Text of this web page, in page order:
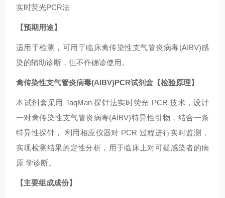
实时荧光PCR法
【预期用途】
适用于检测，可用于临床禽传染性支气管炎病毒(AIBV)感
染的辅助诊断，但不作确诊使用。
禽传染性支气管炎病毒(AIBV)PCR试剂盒【检验原理】
本试剂盒采用 TaqMan 探针法实时荧光 PCR 技术，设计
一对禽传染性支气管炎病毒(AIBV)特异性引物，结合一条
特异性探针，
利用相应仪器对 PCR 过程进行实时监测，
实现检测结果的定性分析，用于临床上对可疑感染者的病
原 学诊断。
【主要组成成份】